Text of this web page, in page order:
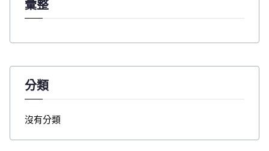
彙整
分類
沒有分類